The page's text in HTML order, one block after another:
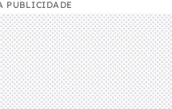
PUBLICIDADE